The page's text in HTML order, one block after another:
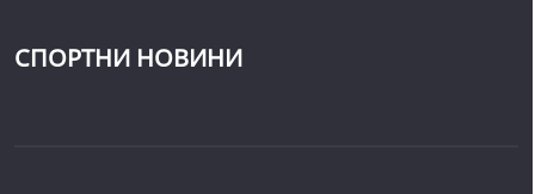
СПОРТНИ НОВИНИ